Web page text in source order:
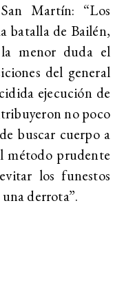
Martín: “Los
batalla de Bailén,
menor duda el
del general
ejecución de
no poco
buscar cuerpo a
método prudente
los funestos
derrota”.